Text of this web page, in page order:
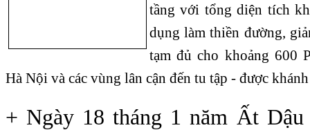
tầng với tổng diện tích
dụng làm thiền đường,
tạm đủ cho khoảng 600
Hà Nội và các vùng lân cận đến tu tập - được
+ Ngày 18 tháng 1 năm Ất Dậu